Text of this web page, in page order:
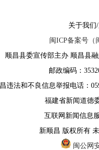
关于我们
闽ICP备案号（
顺昌县委宣传部主办 顺昌县
邮政编码：
违法和不良信息举报电话：
福建省新闻道德
互联网新闻信息
新顺昌 版权所有
闽公网